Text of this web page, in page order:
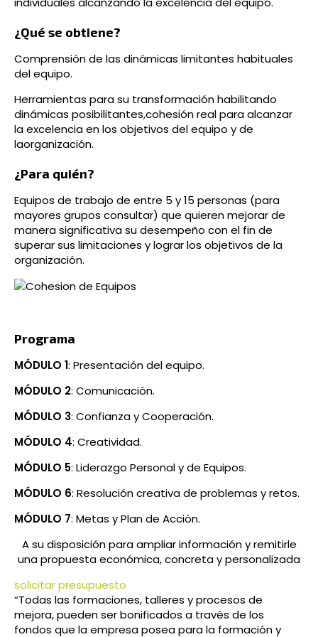
Servicios outdoor para equipos
Sesiones individuales
Inteligencia emocional
Comunicación efectiva
Comunicación para la venta y negociación
Aula virtual
¿Qué se obtiene?
Comprensión de las dinámicas limitantes habituales
del equipo.
Herramientas para su transformación habilitando
dinámicas posibilitantes,cohesión real para alcanzar
la excelencia en los objetivos del equipo y de
laorganización.
¿Para quién?
Equipos de trabajo de entre 5 y 15 personas (para
mayores grupos consultar) que quieren mejorar de
manera significativa su desempeño con el fin de
superar sus limitaciones y lograr los objetivos de la
organización.
Programa
MÓDULO 1: Presentación del equipo.
MÓDULO 2: Comunicación.
MÓDULO 3: Confianza y Cooperación.
MÓDULO 4: Creatividad.
MÓDULO 5: Liderazgo Personal y de Equipos.
MÓDULO 6: Resolución creativa de problemas y retos.
MÓDULO 7: Metas y Plan de Acción.
A su disposición para ampliar información y remitirle
una propuesta económica, concreta y personalizada
solicitar presupuesto
“Todas las formaciones, talleres y procesos de
mejora, pueden ser bonificados a través de los
fondos que la empresa posea para la formación y